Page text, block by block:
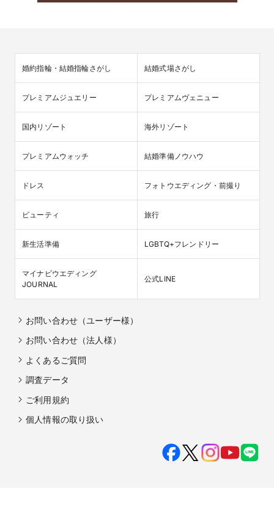
婚約指輪・結婚指輪さがし 結婚式場さがし
プレミアムジュエリー プレミアムヴェニュー
国内リゾート 海外リゾート
プレミアムウォッチ 結婚準備ノウハウ
ドレス フォトウエディング・前撮り
ビューティ 旅行
新生活準備 LGBTQ+フレンドリー
マイナビウエディング
JOURNAL
公式LINE
お問い合わせ（ユーザー様）
お問い合わせ（法人様）
よくあるご質問
調査データ
ご利用規約
個人情報の取り扱い